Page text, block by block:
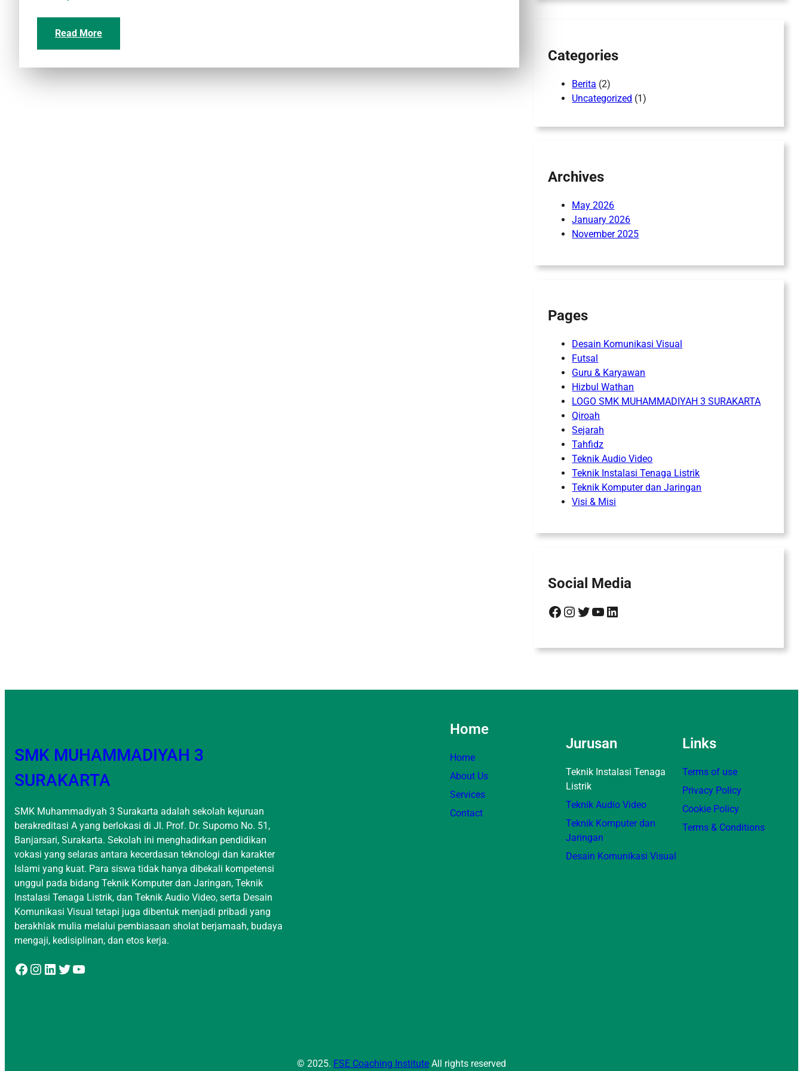
Read More
Categories
Berita (2)
Uncategorized (1)
Archives
May 2026
January 2026
November 2025
Pages
Desain Komunikasi Visual
Futsal
Guru & Karyawan
Hizbul Wathan
LOGO SMK MUHAMMADIYAH 3 SURAKARTA
Qiroah
Sejarah
Tahfidz
Teknik Audio Video
Teknik Instalasi Tenaga Listrik
Teknik Komputer dan Jaringan
Visi & Misi
Social Media
Facebook Instagram Twitter YouTube LinkedIn
SMK MUHAMMADIYAH 3
SURAKARTA
SMK Muhammadiyah 3 Surakarta adalah sekolah kejuruan
berakreditasi A yang berlokasi di Jl. Prof. Dr. Supomo No. 51,
Banjarsari, Surakarta. Sekolah ini menghadirkan pendidikan
vokasi yang selaras antara kecerdasan teknologi dan karakter
Islami yang kuat. Para siswa tidak hanya dibekali kompetensi
unggul pada bidang Teknik Komputer dan Jaringan, Teknik
Instalasi Tenaga Listrik, dan Teknik Audio Video, serta Desain
Komunikasi Visual tetapi juga dibentuk menjadi pribadi yang
berakhlak mulia melalui pembiasaan sholat berjamaah, budaya
mengaji, kedisiplinan, dan etos kerja.
Facebook Instagram LinkedIn Twitter YouTube
Home
Home
About Us
Services
Contact
Jurusan
Teknik Instalasi Tenaga
Listrik
Teknik Audio Video
Teknik Komputer dan
Jaringan
Desain Komunikasi Visual
Links
Terms of use
Privacy Policy
Cookie Policy
Terms & Conditions
© 2025. FSE Coaching Institute All rights reserved